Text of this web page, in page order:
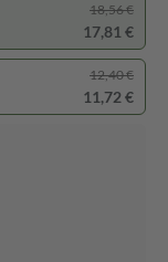
18,56 €
17,81 €
12,40 €
11,72 €